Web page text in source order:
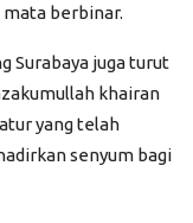
mata berbinar.
Surabaya juga turut
khairan
yang telah
senyum bagi